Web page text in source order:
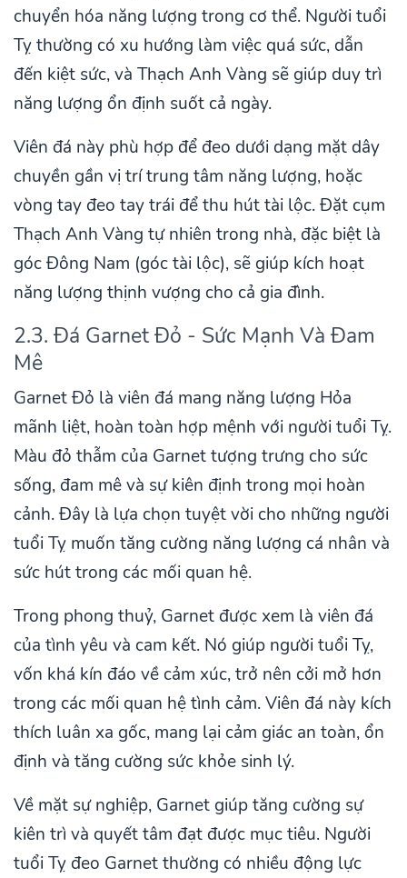
chuyển hóa năng lượng trong cơ thể. Người tuổi
Tỵ thường có xu hướng làm việc quá sức, dẫn
đến kiệt sức, và Thạch Anh Vàng sẽ giúp duy trì
năng lượng ổn định suốt cả ngày.
Viên đá này phù hợp để đeo dưới dạng mặt dây
chuyền gần vị trí trung tâm năng lượng, hoặc
vòng tay đeo tay trái để thu hút tài lộc. Đặt cụm
Thạch Anh Vàng tự nhiên trong nhà, đặc biệt là
góc Đông Nam (góc tài lộc), sẽ giúp kích hoạt
năng lượng thịnh vượng cho cả gia đình.
2.3. Đá Garnet Đỏ - Sức Mạnh Và Đam
Mê
Garnet Đỏ là viên đá mang năng lượng Hỏa
mãnh liệt, hoàn toàn hợp mệnh với người tuổi Tỵ.
Màu đỏ thẫm của Garnet tượng trưng cho sức
sống, đam mê và sự kiên định trong mọi hoàn
cảnh. Đây là lựa chọn tuyệt vời cho những người
tuổi Tỵ muốn tăng cường năng lượng cá nhân và
sức hút trong các mối quan hệ.
Trong phong thuỷ, Garnet được xem là viên đá
của tình yêu và cam kết. Nó giúp người tuổi Tỵ,
vốn khá kín đáo về cảm xúc, trở nên cởi mở hơn
trong các mối quan hệ tình cảm. Viên đá này kích
thích luân xa gốc, mang lại cảm giác an toàn, ổn
định và tăng cường sức khỏe sinh lý.
Về mặt sự nghiệp, Garnet giúp tăng cường sự
kiên trì và quyết tâm đạt được mục tiêu. Người
tuổi Tỵ đeo Garnet thường có nhiều động lực